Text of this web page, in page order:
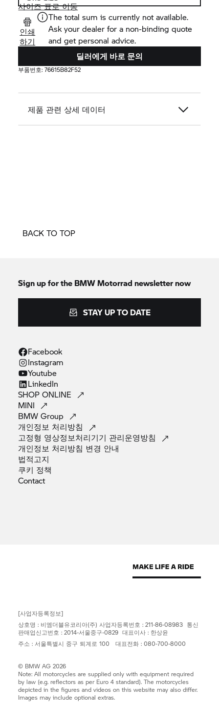
사이즈 표로 이동
인쇄
하기
The total sum is currently not available.
Ask your dealer for a non-binding quote
and get personal advice.
딜러에게 바로 문의
부품번호:76615B82F52
제품 관련 상세 데이터
BACK TO TOP
Sign up for the BMW Motorrad newsletter now
STAY UP TO DATE
Facebook
Instagram
Youtube
LinkedIn
SHOPONLINE
MINI
BMWGroup
개인정보 처리방침
고정형 영상정보처리기기 관리운영방침
개인정보 처리방침 변경 안내
법적고지
쿠키 정책
Contact
[사업자등록정보]
상호명 : 비엠더블유코리아(주) 사업자등록번호 : 211-86-08983 통신
판매업신고번호 : 2014-서울중구-0829 대표이사 : 한상윤
주소 : 서울특별시 중구 퇴계로 100 대표전화 : 080-700-8000
© BMW AG 2026
Note: All motorcycles are supplied only with equipment required
by law (e.g. reflectors as per Euro 4 standard). The motorcycles
depicted in the figures and videos on this website may also differ.
Images may include optional extras.